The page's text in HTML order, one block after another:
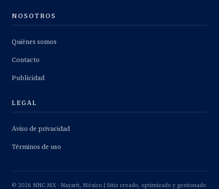
NOSOTROS
Quiénes somos
Contacto
Publicidad
LEGAL
Aviso de privacidad
Términos de uso
© 2026 NNC.MX · Nayarit, México | Sitio creado, optimizado y gestionado